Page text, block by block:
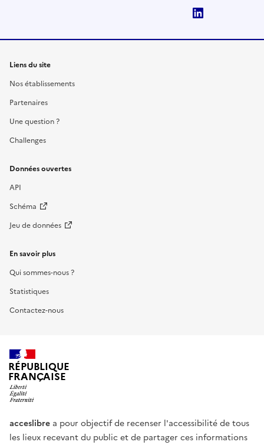
Liens du site
Nos établissements
Partenaires
Une question ?
Challenges
Données ouvertes
API
Schéma
Jeu de données
En savoir plus
Qui sommes-nous ?
Statistiques
Contactez-nous
RÉPUBLIQUE
FRANÇAISE
acceslibre a pour objectif de recenser l'accessibilité de tous
les lieux recevant du public et de partager ces informations